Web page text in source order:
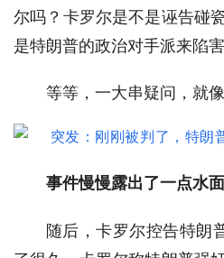
尔吗？卡罗尔是不是诬告碰
是特朗普的政治对手派来陷
等等，一大串疑问，就像
事件慢慢露出了一点水
随后，卡罗尔控告特朗